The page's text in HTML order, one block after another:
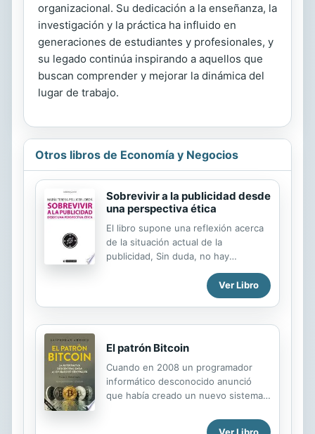
organizacional. Su dedicación a la enseñanza, la
investigación y la práctica ha influido en
generaciones de estudiantes y profesionales, y
su legado continúa inspirando a aquellos que
buscan comprender y mejorar la dinámica del
lugar de trabajo.
Otros libros de Economía y Negocios
Sobrevivir a la publicidad desde
una perspectiva ética
El libro supone una reflexión acerca
de la situación actual de la
publicidad, Sin duda, no hay
como esta y lo curioso es que la
mayoría de estas críticas hacen
este libro queremos demostrar que
más, que esta es imprescindible para
un buen ejercicio de la profesión,
máxime teniendo en cuenta la gran
influencia social que tiene la
ciudadanos y ciudadanas, y en la
Ver Libro
El patrón Bitcoin
Cuando en 2008 un programador
informático desconocido anunció
que había creado un nuevo sistema
peer-to-peer (P2P), pocos prestaron
Ver Libro